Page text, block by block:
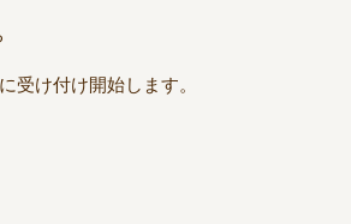
受け付け開始します。